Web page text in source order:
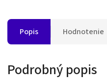
Popis Hodnotenie
Podrobný popis